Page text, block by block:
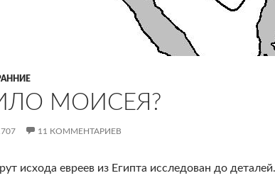
МОИСЕЯ?
11 КОММЕНТАРИЕВ
исхода евреев из Египта исследован до